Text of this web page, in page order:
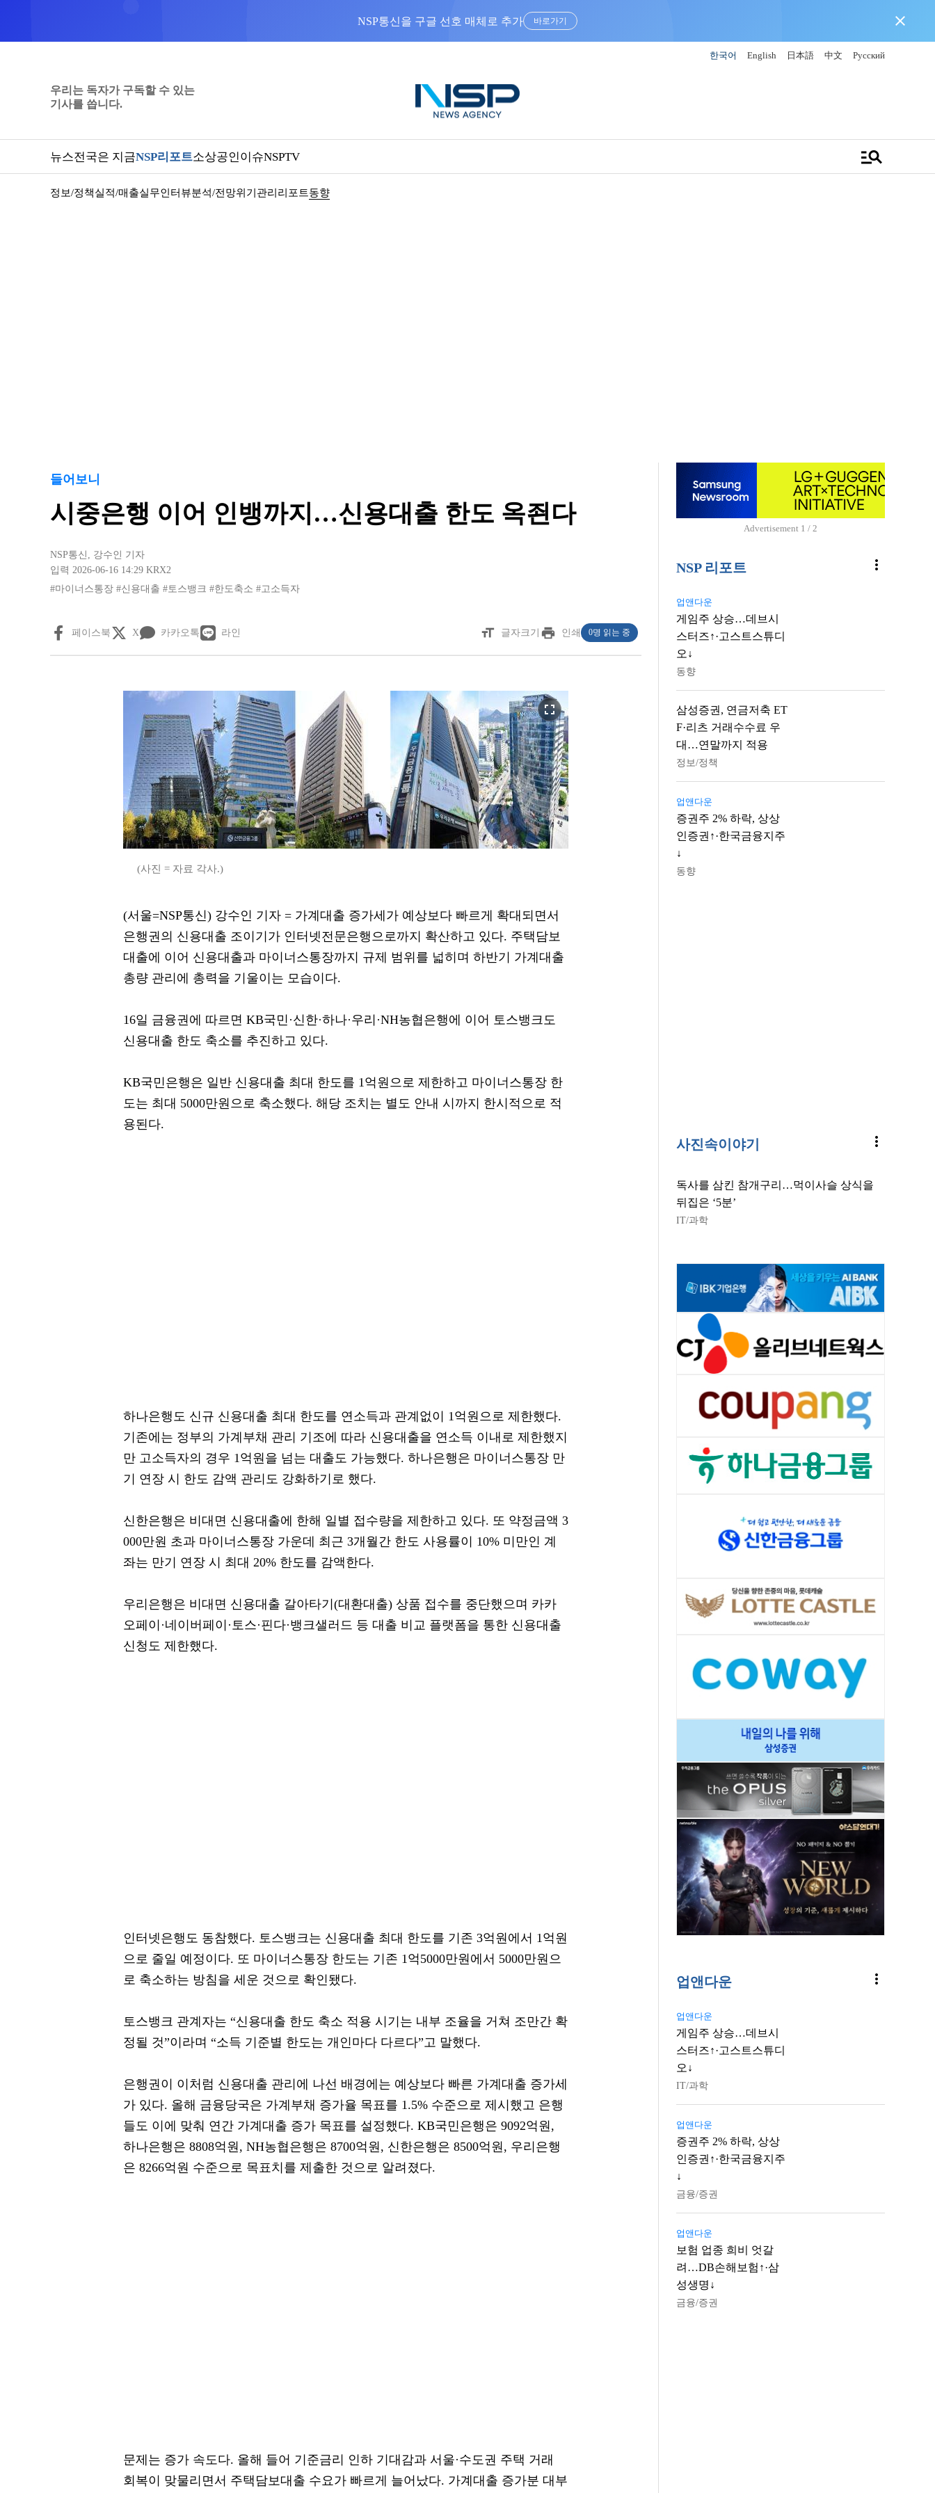
NSP통신을 구글 선호 매체로 추가 바로가기 close
한국어 English 日本語 中文 Русский
우리는 독자가 구독할 수 있는
기사를 씁니다.
뉴스전국은 지금NSP리포트소상공인이슈NSPTV manage_search
정보/정책실적/매출실무인터뷰분석/전망위기관리 리포트동향
들어보니
시중은행 이어 인뱅까지…신용대출 한도 옥죈다
NSP통신 , 강수인 기자
입력 2026-06-16 14:29 KRX2
#마이너스통장 #신용대출 #토스뱅크 #한도축소 #고소득자
페이스북 X 카카오톡 라인 format_size 글자크기 print 인쇄 0명 읽는 중
fullscreen
(사진 = 자료 각사.)
(서울=NSP통신) 강수인 기자 = 가계대출 증가세가 예상보다 빠르게 확대되면서
은행권의 신용대출 조이기가 인터넷전문은행으로까지 확산하고 있다. 주택담보
대출에 이어 신용대출과 마이너스통장까지 규제 범위를 넓히며 하반기 가계대출
총량 관리에 총력을 기울이는 모습이다.
16일 금융권에 따르면 KB국민·신한·하나·우리·NH농협은행에 이어 토스뱅크도
신용대출 한도 축소를 추진하고 있다.
KB국민은행은 일반 신용대출 최대 한도를 1억원으로 제한하고 마이너스통장 한
도는 최대 5000만원으로 축소했다. 해당 조치는 별도 안내 시까지 한시적으로 적
용된다.
하나은행도 신규 신용대출 최대 한도를 연소득과 관계없이 1억원으로 제한했다.
기존에는 정부의 가계부채 관리 기조에 따라 신용대출을 연소득 이내로 제한했지
만 고소득자의 경우 1억원을 넘는 대출도 가능했다. 하나은행은 마이너스통장 만
기 연장 시 한도 감액 관리도 강화하기로 했다.
신한은행은 비대면 신용대출에 한해 일별 접수량을 제한하고 있다. 또 약정금액 3
000만원 초과 마이너스통장 가운데 최근 3개월간 한도 사용률이 10% 미만인 계
좌는 만기 연장 시 최대 20% 한도를 감액한다.
우리은행은 비대면 신용대출 갈아타기(대환대출) 상품 접수를 중단했으며 카카
오페이·네이버페이·토스·핀다·뱅크샐러드 등 대출 비교 플랫폼을 통한 신용대출
신청도 제한했다.
인터넷은행도 동참했다. 토스뱅크는 신용대출 최대 한도를 기존 3억원에서 1억원
으로 줄일 예정이다. 또 마이너스통장 한도는 기존 1억5000만원에서 5000만원으
로 축소하는 방침을 세운 것으로 확인됐다.
토스뱅크 관계자는 “신용대출 한도 축소 적용 시기는 내부 조율을 거쳐 조만간 확
정될 것”이라며 “소득 기준별 한도는 개인마다 다르다”고 말했다.
은행권이 이처럼 신용대출 관리에 나선 배경에는 예상보다 빠른 가계대출 증가세
가 있다. 올해 금융당국은 가계부채 증가율 목표를 1.5% 수준으로 제시했고 은행
들도 이에 맞춰 연간 가계대출 증가 목표를 설정했다. KB국민은행은 9092억원,
하나은행은 8808억원, NH농협은행은 8700억원, 신한은행은 8500억원, 우리은행
은 8266억원 수준으로 목표치를 제출한 것으로 알려졌다.
문제는 증가 속도다. 올해 들어 기준금리 인하 기대감과 서울·수도권 주택 거래
회복이 맞물리면서 주택담보대출 수요가 빠르게 늘어났다. 가계대출 증가분 대부
Advertisement 1 / 2
NSP 리포트 more_vert
업앤다운
게임주 상승…데브시
스터즈↑·고스트스튜디
오↓
동향
삼성증권, 연금저축 ET
F·리츠 거래수수료 우
대…연말까지 적용
정보/정책
업앤다운
증권주 2% 하락, 상상
인증권↑·한국금융지주
↓
동향
사진속이야기 more_vert
독사를 삼킨 참개구리…먹이사슬 상식을
뒤집은 ‘5분’
IT/과학
업앤다운 more_vert
업앤다운
게임주 상승…데브시
스터즈↑·고스트스튜디
오↓
IT/과학
업앤다운
증권주 2% 하락, 상상
인증권↑·한국금융지주
↓
금융/증권
업앤다운
보험 업종 희비 엇갈
려…DB손해보험↑·삼
성생명↓
금융/증권